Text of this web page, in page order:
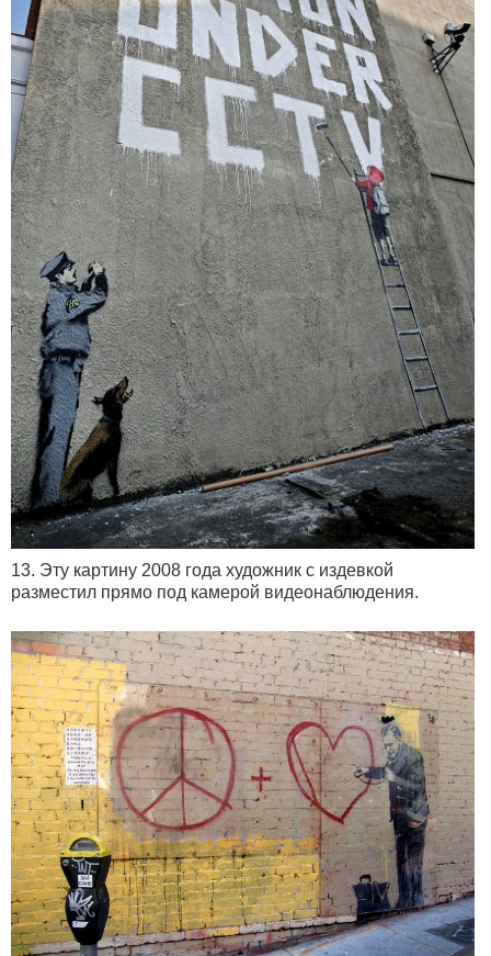
13. Эту картину 2008 года художник с издевкой
разместил прямо под камерой видеонаблюдения.